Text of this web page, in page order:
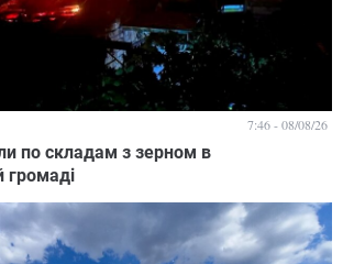
по складам з зерном в
громаді
7:46 - 08/08/26